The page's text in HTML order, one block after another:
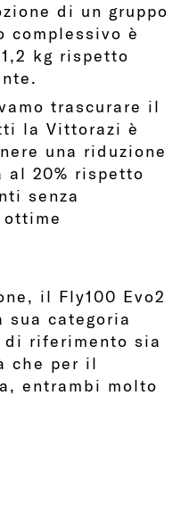
di un gruppo
complessivo è
kg rispetto
trascurare il
la Vittorazi è
una riduzione
al 20% rispetto
senza
il Fly100 Evo2
sua categoria
di riferimento sia
che per il
entrambi molto